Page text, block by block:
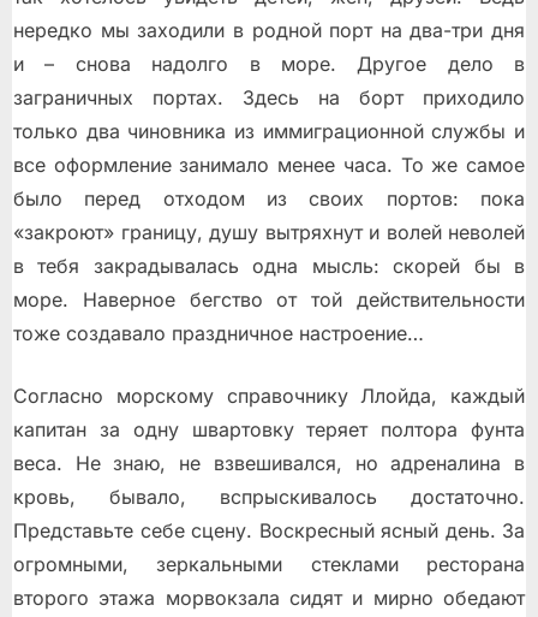
нередко мы заходили в родной порт на два-три дня
и – снова надолго в море. Другое дело в
заграничных портах. Здесь на борт приходило
только два чиновника из иммиграционной службы и
все оформление занимало менее часа. То же самое
было перед отходом из своих портов: пока
«закроют» границу, душу вытряхнут и волей неволей
в тебя закрадывалась одна мысль: скорей бы в
море. Наверное бегство от той действительности
тоже создавало праздничное настроение…
Согласно морскому справочнику Ллойда, каждый
капитан за одну швартовку теряет полтора фунта
веса. Не знаю, не взвешивался, но адреналина в
кровь, бывало, вспрыскивалось достаточно.
Представьте себе сцену. Воскресный ясный день. За
огромными, зеркальными стеклами ресторана
второго этажа морвокзала сидят и мирно обедают